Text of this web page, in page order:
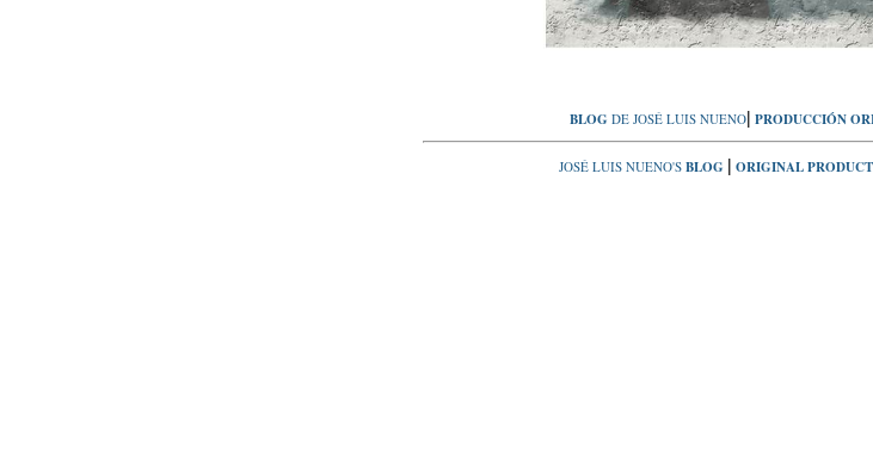
BLOG DE JOSÉ LUIS NUENO| PRODUCCIÓN
JOSÉ LUIS NUENO'S BLOG | ORIGINAL